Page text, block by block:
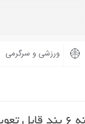
ورزشی و سرگرمی